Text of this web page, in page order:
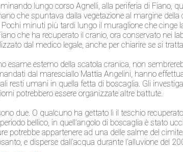
lungo corso Agnelli, alla periferia di Fiano,
che spuntava dalla vegetazione al margine
Pochi minuti più tardi lungo il muraglione che cinge
che ha recuperato il cranio, ora conservato nei
dal medico legale, anche per chiarire se si
esame esterno della scatola cranica, non
dal maresciallo Mattia Angelini, hanno
resti umani in quella fetta di boscaglia. Gli
potrebbero essere organizzate altre battute.
due. O qualcuno ha gettato lì il teschio
bellico, in quell’angolo di boscaglia è stato
potrebbe appartenere ad una delle salme del
e disperse dall’acqua durante l’alluvione del